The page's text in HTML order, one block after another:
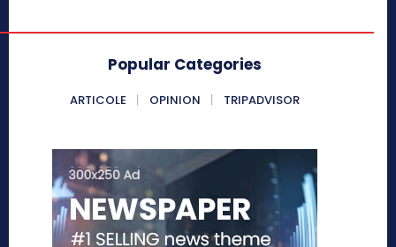
Popular Categories
ARTICOLE OPINION TRIPADVISOR